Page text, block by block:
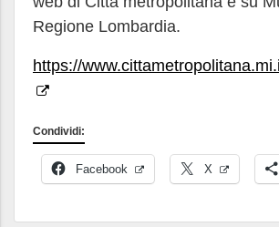
Regione Lombardia.
https://
Condividi:
Facebook X